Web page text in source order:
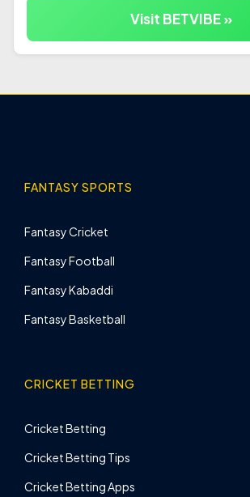
Visit BETVIBE »
FANTASY SPORTS
Fantasy Cricket
Fantasy Football
Fantasy Kabaddi
Fantasy Basketball
CRICKET BETTING
Cricket Betting
Cricket Betting Tips
Cricket Betting Apps